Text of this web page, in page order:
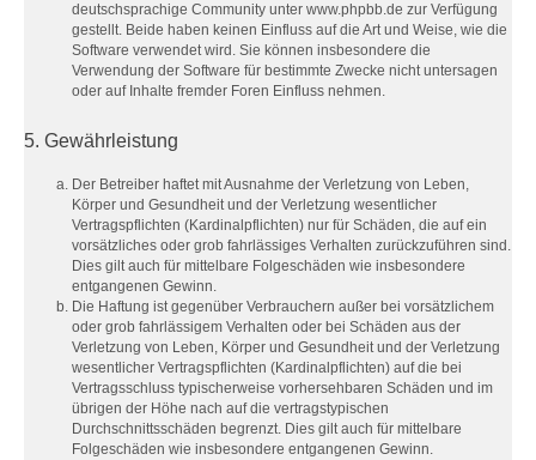
deutschsprachige Community unter www.phpbb.de zur Verfügung
gestellt. Beide haben keinen Einfluss auf die Art und Weise, wie die
Software verwendet wird. Sie können insbesondere die
Verwendung der Software für bestimmte Zwecke nicht untersagen
oder auf Inhalte fremder Foren Einfluss nehmen.
5. Gewährleistung
Der Betreiber haftet mit Ausnahme der Verletzung von Leben,
Körper und Gesundheit und der Verletzung wesentlicher
Vertragspflichten (Kardinalpflichten) nur für Schäden, die auf ein
vorsätzliches oder grob fahrlässiges Verhalten zurückzuführen sind.
Dies gilt auch für mittelbare Folgeschäden wie insbesondere
entgangenen Gewinn.
Die Haftung ist gegenüber Verbrauchern außer bei vorsätzlichem
oder grob fahrlässigem Verhalten oder bei Schäden aus der
Verletzung von Leben, Körper und Gesundheit und der Verletzung
wesentlicher Vertragspflichten (Kardinalpflichten) auf die bei
Vertragsschluss typischerweise vorhersehbaren Schäden und im
übrigen der Höhe nach auf die vertragstypischen
Durchschnittsschäden begrenzt. Dies gilt auch für mittelbare
Folgeschäden wie insbesondere entgangenen Gewinn.